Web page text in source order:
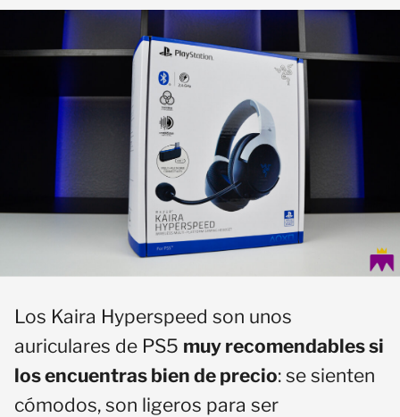
Los Kaira Hyperspeed son unos
auriculares de PS5 muy recomendables si
los encuentras bien de precio: se sienten
cómodos, son ligeros para ser